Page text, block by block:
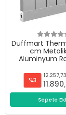
Duffmart
cm
Alüminyum
%3
Sepete